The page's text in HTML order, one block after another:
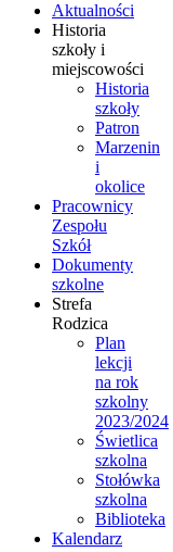
Aktualności
Historia
szkoły i
miejscowości
Historia
szkoły
Patron
Marzenin
i
okolice
Pracownicy
Zespołu
Szkół
Dokumenty
szkolne
Strefa
Rodzica
Plan
lekcji
na rok
szkolny
2023/2024
Świetlica
szkolna
Stołówka
szkolna
Biblioteka
Kalendarz